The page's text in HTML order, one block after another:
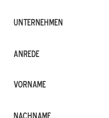
Unternehmen
Anrede
Vorname
Nachname